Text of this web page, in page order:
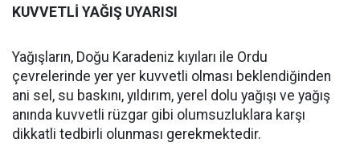
KUVVETLİ YAĞIŞ UYARISI
Yağışların, Doğu Karadeniz kıyıları ile Ordu
çevrelerinde yer yer kuvvetli olması beklendiğinden
ani sel, su baskını, yıldırım, yerel dolu yağışı ve yağış
anında kuvvetli rüzgar gibi olumsuzluklara karşı
dikkatli tedbirli olunması gerekmektedir.